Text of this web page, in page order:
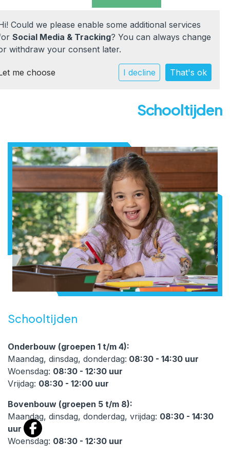
Home
Werken bij
Documenten
Contact
Schooltijden
Schooltijden
Onderbouw (groepen 1 t/m 4):
Maandag, dinsdag, donderdag: 08:30 - 14:30 uur
Woensdag: 08:30 - 12:30 uur
Vrijdag: 08:30 - 12:00 uur
Bovenbouw (groepen 5 t/m 8):
Maandag, dinsdag, donderdag, vrijdag: 08:30 - 14:30
uur
Woensdag: 08:30 - 12:30 uur
Could we please enable some additional services
Social Media & Tracking? You can always change
withdraw your consent later.
me choose I decline That's ok